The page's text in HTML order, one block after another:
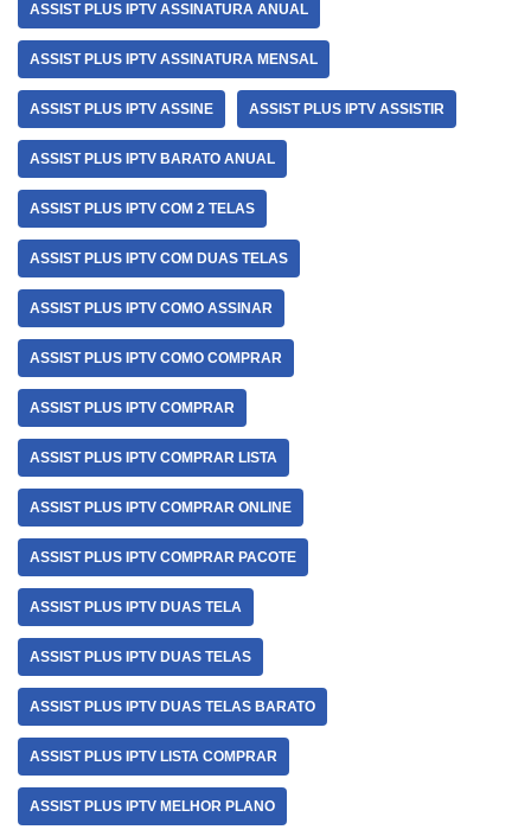
ASSIST PLUS IPTV ASSINATURA ANUAL
ASSIST PLUS IPTV ASSINATURA MENSAL
ASSIST PLUS IPTV ASSINE ASSIST PLUS IPTV ASSISTIR
ASSIST PLUS IPTV BARATO ANUAL
ASSIST PLUS IPTV COM 2 TELAS
ASSIST PLUS IPTV COM DUAS TELAS
ASSIST PLUS IPTV COMO ASSINAR
ASSIST PLUS IPTV COMO COMPRAR
ASSIST PLUS IPTV COMPRAR
ASSIST PLUS IPTV COMPRAR LISTA
ASSIST PLUS IPTV COMPRAR ONLINE
ASSIST PLUS IPTV COMPRAR PACOTE
ASSIST PLUS IPTV DUAS TELA
ASSIST PLUS IPTV DUAS TELAS
ASSIST PLUS IPTV DUAS TELAS BARATO
ASSIST PLUS IPTV LISTA COMPRAR
ASSIST PLUS IPTV MELHOR PLANO